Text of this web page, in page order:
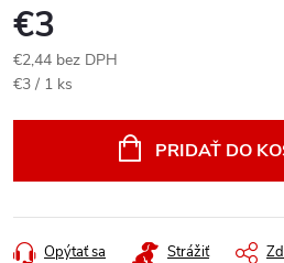
€3
€2,44 bez DPH
Jednotková
€3 / 1 ks
PRIDAŤ DO
Opýtať sa Strážiť